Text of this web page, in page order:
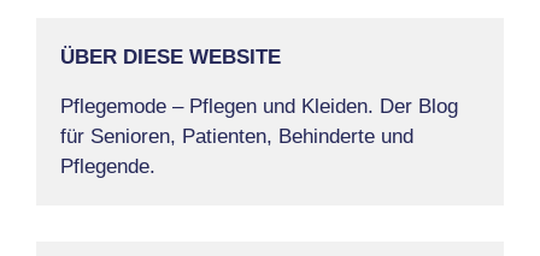
ÜBER DIESE WEBSITE
Pflegemode – Pflegen und Kleiden. Der Blog
für Senioren, Patienten, Behinderte und
Pflegende.